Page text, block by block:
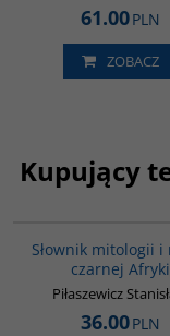
61.00PLN
ZOBACZ
Kupujący
Słownik mitologii i
czarnej Afryki
Piłaszewicz
36.00PLN